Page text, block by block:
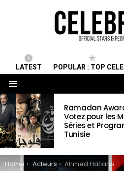
LATEST POPULAR : TOP
LATEST
STORIES
Ramadan
Votez pour les
Séries et
Tunisie
You are here:
Home Acteurs Ahmed Hafiane Wiki , Biographie, Age, Taille, Mariage, Contact & Informations